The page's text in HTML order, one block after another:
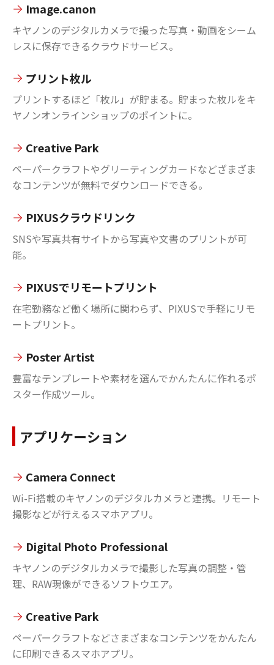
Image.canon
キヤノンのデジタルカメラで撮った写真・動画をシーム
レスに保存できるクラウドサービス。
プリント枚ル
プリントするほど「枚ル」が貯まる。貯まった枚ルをキ
ヤノンオンラインショップのポイントに。
Creative Park
ペーパークラフトやグリーティングカードなどざまざま
なコンテンツが無料でダウンロードできる。
PIXUSクラウドリンク
SNSや写真共有サイトから写真や文書のプリントが可
能。
PIXUSでリモートプリント
在宅勤務など働く場所に関わらず、PIXUSで手軽にリモ
ートプリント。
Poster Artist
豊富なテンプレートや素材を選んでかんたんに作れるポ
スター作成ツール。
アプリケーション
Camera Connect
Wi-Fi搭載のキヤノンのデジタルカメラと連携。リモート
撮影などが行えるスマホアプリ。
Digital Photo Professional
キヤノンのデジタルカメラで撮影した写真の調整・管
理、RAW現像ができるソフトウエア。
Creative Park
ペーパークラフトなどさまざまなコンテンツをかんたん
に印刷できるスマホアプリ。